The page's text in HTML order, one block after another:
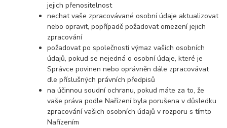
jejich přenositelnost
nechat vaše zpracovávané osobní údaje aktualizovat
nebo opravit, popřípadě požadovat omezení jejich
zpracování
požadovat po společnosti výmaz vašich osobních
údajů, pokud se nejedná o osobní údaje, které je
Správce povinen nebo oprávněn dále zpracovávat
dle příslušných právních předpisů
na účinnou soudní ochranu, pokud máte za to, že
vaše práva podle Nařízení byla porušena v důsledku
zpracování vašich osobních údajů v rozporu s tímto
Nařízením